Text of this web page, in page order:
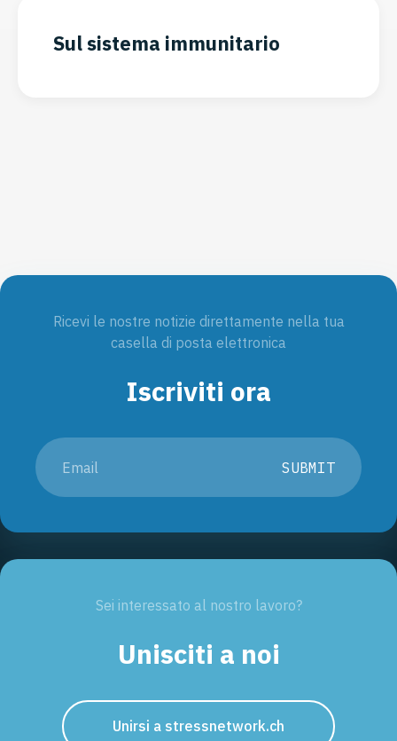
Sul sistema immunitario
Ricevi le nostre notizie direttamente nella tua
casella di posta elettronica
Iscriviti ora
SUBMIT
Sei interessato al nostro lavoro?
Unisciti a noi
Unirsi a stressnetwork.ch